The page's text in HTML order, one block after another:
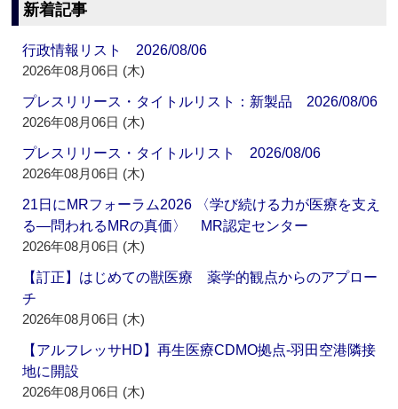
新着記事
行政情報リスト 2026/08/06
2026年08月06日 (木)
プレスリリース・タイトルリスト：新製品 2026/08/06
2026年08月06日 (木)
プレスリリース・タイトルリスト 2026/08/06
2026年08月06日 (木)
21日にMRフォーラム2026 〈学び続ける力が医療を支え
る―問われるMRの真価〉 MR認定センター
2026年08月06日 (木)
【訂正】はじめての獣医療 薬学的観点からのアプロー
チ
2026年08月06日 (木)
【アルフレッサHD】再生医療CDMO拠点‐羽田空港隣接
地に開設
2026年08月06日 (木)